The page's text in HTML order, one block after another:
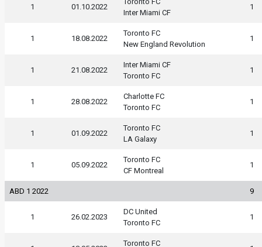
1 01.10.2022
Inter Miami CF
1
1 18.08.2022
Toronto FC
New England Revolution
1
1 21.08.2022
Inter Miami CF
Toronto FC
1
1 28.08.2022
Charlotte FC
Toronto FC
1
1 01.09.2022
Toronto FC
LA Galaxy
1
1 05.09.2022
Toronto FC
CF Montreal
1
ABD 1 2022 9
1 26.02.2023
DC United
Toronto FC
1
Toronto FC